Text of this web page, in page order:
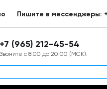
Пишите в мессенджеры:
+7 (965) 212-45-54
Звоните с 8:00 до 20:00 (МСК).